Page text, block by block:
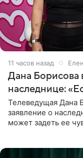
11 часов назад
Дана Борисова
наследнице:
Телеведущая Дана
заявление о
может задеть ее